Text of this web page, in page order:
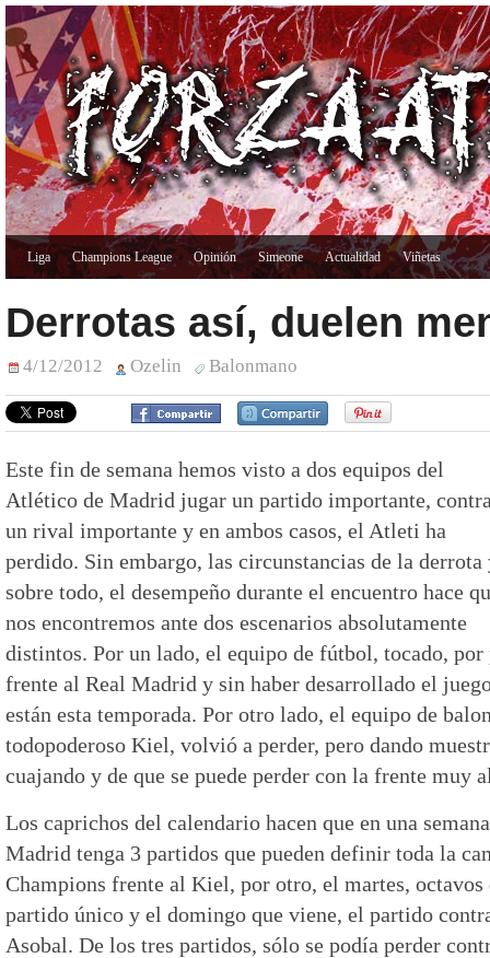
Liga Champions League Opinión Simeone Actualidad Viñetas
Derrotas así, duelen
4/12/2012 Ozelin Balonmano
Este fin de semana hemos visto a dos equipos del
Atlético de Madrid jugar un partido importante,
un rival importante y en ambos casos, el Atleti ha
perdido. Sin embargo, las circunstancias de la derrota
sobre todo, el desempeño durante el encuentro hace
nos encontremos ante dos escenarios absolutamente
distintos. Por un lado, el equipo de fútbol, tocado, por
frente al Real Madrid y sin haber desarrollado el
están esta temporada. Por otro lado, el equipo de
todopoderoso Kiel, volvió a perder, pero dando
cuajando y de que se puede perder con la frente muy
Los caprichos del calendario hacen que en una
Madrid tenga 3 partidos que pueden definir toda la
Champions frente al Kiel, por otro, el martes, octavos
partido único y el domingo que viene, el partido
Asobal. De los tres partidos, sólo se podía perder